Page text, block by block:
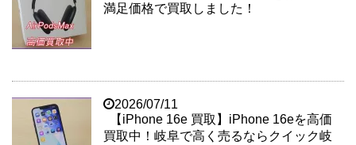
満足価格で買取しました！
2026/07/11
【iPhone 16e 買取】iPhone 16eを高価
買取中！岐阜で高く売るならクイック岐